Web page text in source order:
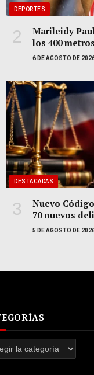
DEPORTES
Marileidy
los 400
6 DE AGOSTO DE
DESTACADAS
Nuevo
70 nuevos
5 DE AGOSTO DE